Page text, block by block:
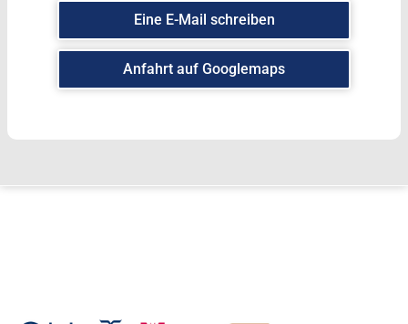
Eine E-Mail schreiben
Anfahrt auf Googlemaps